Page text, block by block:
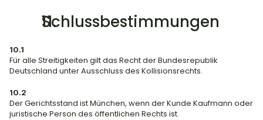
Schlussbestimmungen
10.1
Für alle Streitigkeiten gilt das Recht der Bundesrepublik
Deutschland unter Ausschluss des Kollisionsrechts.
10.2
Der Gerichtsstand ist München, wenn der Kunde Kaufmann oder
juristische Person des öffentlichen Rechts ist.